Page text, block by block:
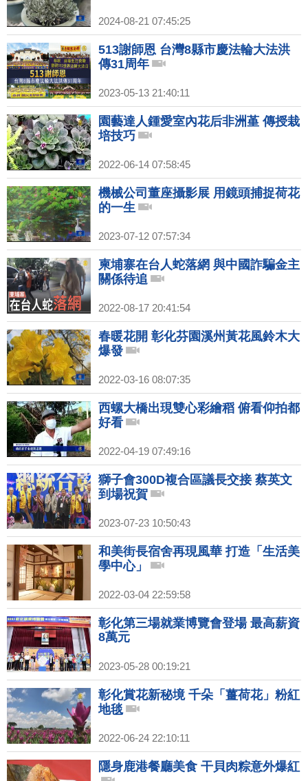
2024-08-21 07:45:25
513謝師恩 台灣8縣市慶法輪大法洪
傳31周年
2023-05-13 21:40:11
園藝達人鍾愛室內花后非洲堇 傳授栽
培技巧
2022-06-14 07:58:45
機械公司董座攝影展 用鏡頭捕捉荷花
的一生
2023-07-12 07:57:34
柬埔寨在台人蛇落網 與中國詐騙金主
關係待追
2022-08-17 20:41:54
春暖花開 彰化芬園溪州黃花風鈴木大
爆發
2022-03-16 08:07:35
西螺大橋出現雙心彩繪稻 俯看仰拍都
好看
2022-04-19 07:49:16
獅子會300D複合區議長交接 蔡英文
到場祝賀
2023-07-23 10:50:43
和美街長宿舍再現風華 打造「生活美
學中心」
2022-03-04 22:59:58
彰化第三場就業博覽會登場 最高薪資
8萬元
2023-05-28 00:19:21
彰化賞花新秘境 千朵「薑荷花」粉紅
地毯
2022-06-24 22:10:11
隱身鹿港餐廳美食 干貝肉粽意外爆紅